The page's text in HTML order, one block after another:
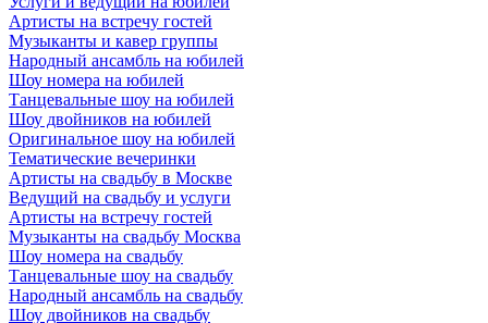
Артисты на встречу гостей
Музыканты и кавер группы
Народный ансамбль на юбилей
Шоу номера на юбилей
Танцевальные шоу на юбилей
Шоу двойников на юбилей
Оригинальное шоу на юбилей
Тематические вечеринки
Артисты на свадьбу в Москве
Ведущий на свадьбу и услуги
Артисты на встречу гостей
Музыканты на свадьбу Москва
Шоу номера на свадьбу
Танцевальные шоу на свадьбу
Народный ансамбль на свадьбу
Шоу двойников на свадьбу